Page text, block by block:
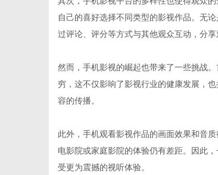
自己的喜好选择不同类型的影视作品。无
过评论、评分等方式与其他观众互动，分
然而，手机影视的崛起也带来了一些挑战
穷，这不仅影响了影视行业的健康发展，
容的传播。
此外，手机观看影视作品的画面效果和音
电影院或家庭影院的体验仍有差距。因此
受更为震撼的视听体验。